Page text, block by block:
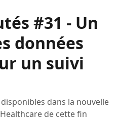
#31 - Un
données
un suivi
dans la nouvelle
de cette fin